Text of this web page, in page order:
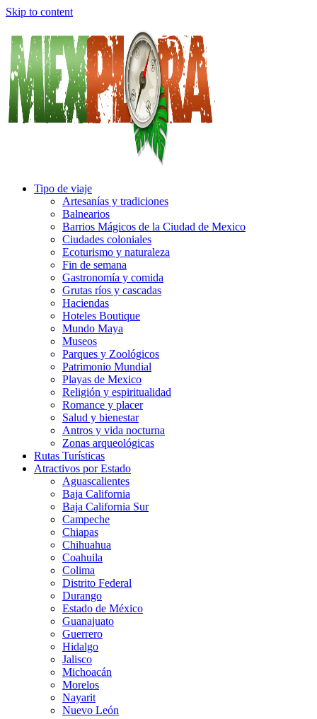
Skip to content
Tipo de viaje
Artesanías y tradiciones
Balnearios
Barrios Mágicos de la Ciudad de Mexico
Ciudades coloniales
Ecoturismo y naturaleza
Fin de semana
Gastronomía y comida
Grutas ríos y cascadas
Haciendas
Hoteles Boutique
Mundo Maya
Museos
Parques y Zoológicos
Patrimonio Mundial
Playas de Mexico
Religión y espiritualidad
Romance y placer
Salud y bienestar
Antros y vida nocturna
Zonas arqueológicas
Rutas Turísticas
Atractivos por Estado
Aguascalientes
Baja California
Baja California Sur
Campeche
Chiapas
Chihuahua
Coahuila
Colima
Distrito Federal
Durango
Estado de México
Guanajuato
Guerrero
Hidalgo
Jalisco
Michoacán
Morelos
Nayarit
Nuevo León